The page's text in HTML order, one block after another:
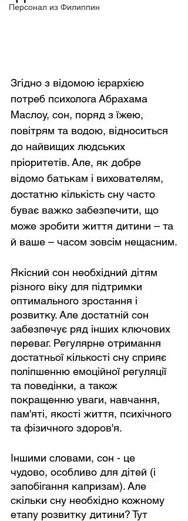
Персонал из Филиппин
Згідно з відомою ієрархією
потреб психолога Абрахама
Маслоу, сон, поряд з їжею,
повітрям та водою, відноситься
до найвищих людських
пріоритетів. Але, як добре
відомо батькам і вихователям,
достатню кількість сну часто
буває важко забезпечити, що
може зробити життя дитини – та
й ваше – часом зовсім нещасним.
Якісний сон необхідний дітям
різного віку для підтримки
оптимального зростання і
розвитку. Але достатній сон
забезпечує ряд інших ключових
переваг. Регулярне отримання
достатньої кількості сну сприяє
поліпшенню емоційної регуляції
та поведінки, а також
покращенню уваги, навчання,
пам'яті, якості життя, психічного
та фізичного здоров'я.
Іншими словами, сон - це
чудово, особливо для дітей (і
запобігання капризам). Але
скільки сну необхідно кожному
етапу розвитку дитини? Тут